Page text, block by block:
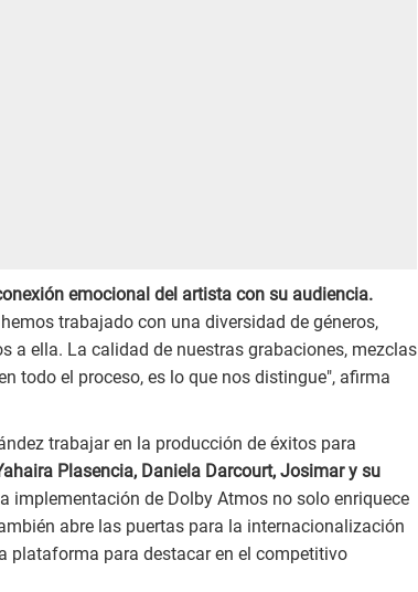
emocional del artista con su audiencia.
trabajado con una diversidad de géneros,
a ella. La calidad de nuestras grabaciones, mezclas
todo el proceso, es lo que nos distingue", afirma
trabajar en la producción de éxitos para
Plasencia, Daniela Darcourt, Josimar y su
implementación de Dolby Atmos no solo enriquece
abre las puertas para la internacionalización
plataforma para destacar en el competitivo